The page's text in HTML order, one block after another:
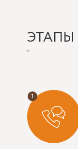
ЭТАПЫ